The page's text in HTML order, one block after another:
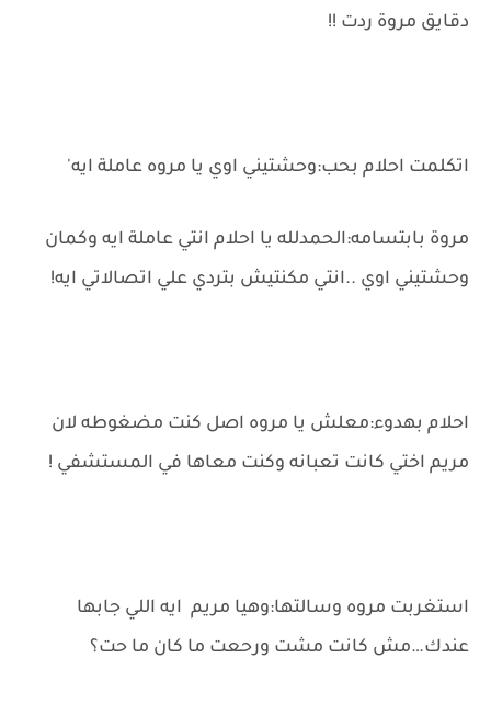
دقايق مروة ردت !!
اتكلمت احلام بحب:وحشتيني اوي يا مروه عاملة ايه'
مروة بابتسامه:الحمدلله يا احلام انتي عاملة ايه وكمان
وحشتيني اوي ..انتي مكنتيش بتردي علي اتصالاتي ايه!
احلام بهدوء:معلش يا مروه اصل كنت مضغوطه لان
مريم اختي كانت تعبانه وكنت معاها في المستشفي !
استغربت مروه وسالتها:وهيا مريم ايه اللي جابها
عندك…مش كانت مشت ورحعت ما كان ما حت؟